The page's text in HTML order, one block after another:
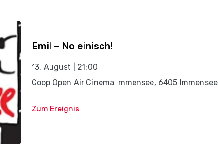
Emil – No einisch!
13. August | 21:00
Coop Open Air Cinema Immensee, 6405 Immensee
Zum Ereignis